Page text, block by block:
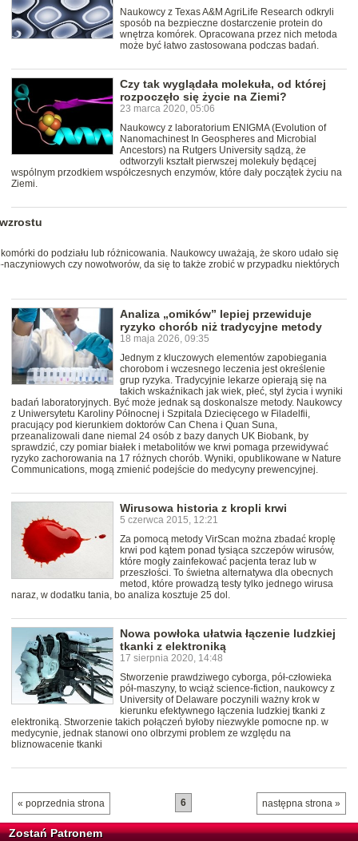
Naukowcy z Texas A&M AgriLife Research odkryli
sposób na bezpieczne dostarczenie protein do
wnętrza komórek. Opracowana przez nich metoda
może być łatwo zastosowana podczas badań.
Czy tak wyglądała molekuła, od której
rozpoczęło się życie na Ziemi?
23 marca 2020, 05:06
Naukowcy z laboratorium ENIGMA (Evolution of
Nanomachinest In Geospheres and Microbial
Ancestors) na Rutgers University sądzą, że
odtworzyli kształt pierwszej molekuły będącej
wspólnym przodkiem współczesnych enzymów, które dały początek życiu na
Ziemi.
do podziału lub różnicowania. Naukowcy uważają, że skoro udało się
czy nowotworów, da się to także zrobić w przypadku niektórych
Analiza „omików” lepiej przewiduje
ryzyko chorób niż tradycyjne metody
18 maja 2026, 09:35
Jednym z kluczowych elementów zapobiegania
chorobom i wczesnego leczenia jest określenie
grup ryzyka. Tradycyjnie lekarze opierają się na
takich wskaźnikach jak wiek, płeć, styl życia i wyniki
badań laboratoryjnych. Być może jednak są doskonalsze metody. Naukowcy
z Uniwersytetu Karoliny Północnej i Szpitala Dziecięcego w Filadelfii,
pracujący pod kierunkiem doktorów Can Chena i Quan Suna,
przeanalizowali dane niemal 24 osób z bazy danych UK Biobank, by
sprawdzić, czy pomiar białek i metabolitów we krwi pomaga przewidywać
ryzyko zachorowania na 17 różnych chorób. Wyniki, opublikowane w Nature
Communications, mogą zmienić podejście do medycyny prewencyjnej.
Wirusowa historia z kropli krwi
5 czerwca 2015, 12:21
Za pomocą metody VirScan można zbadać kroplę
krwi pod kątem ponad tysiąca szczepów wirusów,
które mogły zainfekować pacjenta teraz lub w
przeszłości. To świetna alternatywa dla obecnych
metod, które prowadzą testy tylko jednego wirusa
naraz, w dodatku tania, bo analiza kosztuje 25 dol.
Nowa powłoka ułatwia łączenie ludzkiej
tkanki z elektroniką
17 sierpnia 2020, 14:48
Stworzenie prawdziwego cyborga, pół-człowieka
pół-maszyny, to wciąż science-fiction, naukowcy z
University of Delaware poczynili ważny krok w
kierunku efektywnego łączenia ludzkiej tkanki z
elektroniką. Stworzenie takich połączeń byłoby niezwykle pomocne np. w
medycynie, jednak stanowi ono olbrzymi problem ze względu na
bliznowacenie tkanki
« poprzednia strona następna strona »
6
Zostań Patronem